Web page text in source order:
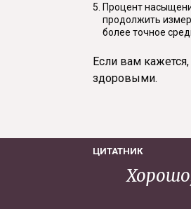
Процент
продолжить
более точное
Если вам
здоровыми.
ЦИТАТНИК